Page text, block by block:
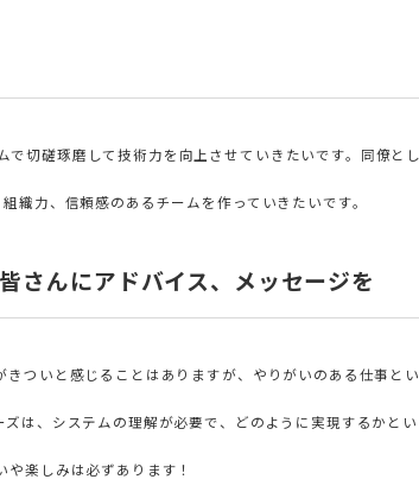
切磋琢磨して技術力を向上させていきたいです。同僚と
織力、信頼感のあるチームを作っていきたいです。
さんにアドバイス、メッセージを
ついと感じることはありますが、やりがいのある仕事と
は、システムの理解が必要で、どのように実現するかと
楽しみは必ずあります！